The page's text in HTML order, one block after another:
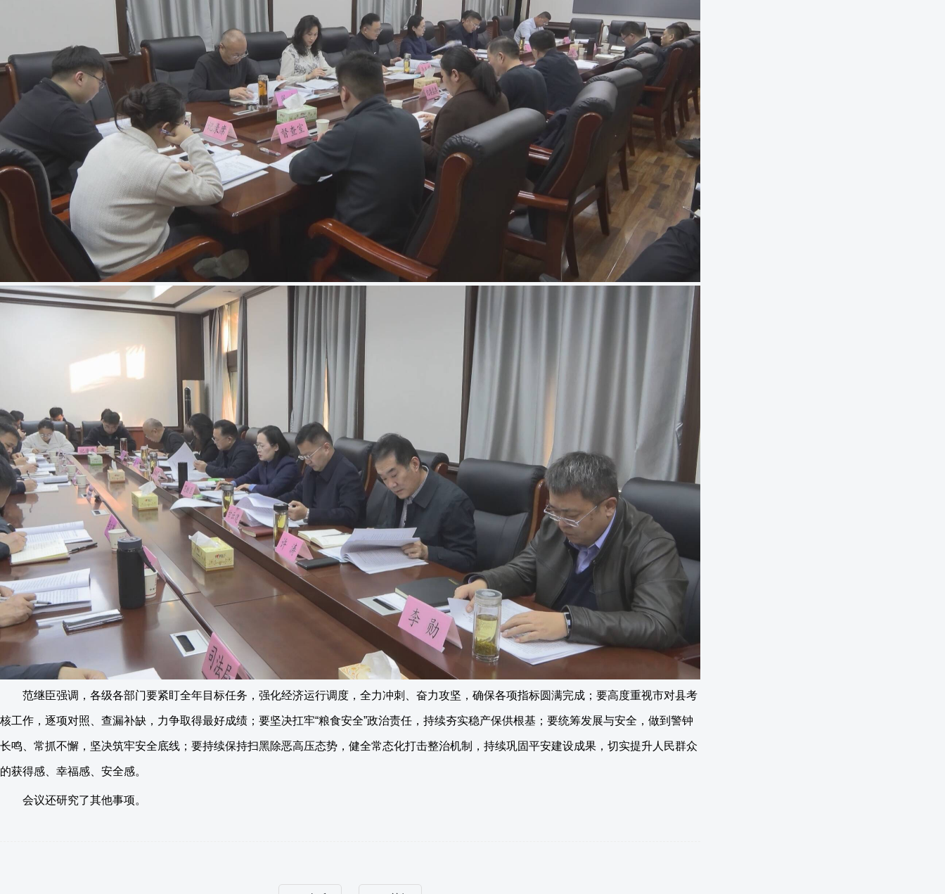
范继臣强调，各级各部门要紧盯全年目标任务，强化经济运行调度，全力冲刺、奋力攻坚，确保各项指标圆满完成；要高度重视市对县考
核工作，逐项对照、查漏补缺，力争取得最好成绩；要坚决扛牢“粮食安全”政治责任，持续夯实稳产保供根基；要统筹发展与安全，做到警钟
长鸣、常抓不懈，坚决筑牢安全底线；要持续保持扫黑除恶高压态势，健全常态化打击整治机制，持续巩固平安建设成果，切实提升人民群众
的获得感、幸福感、安全感。
会议还研究了其他事项。